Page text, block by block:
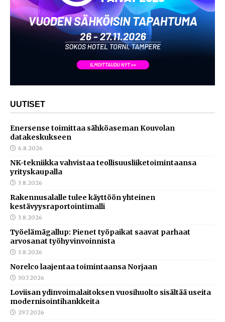
UUTISET
Enersense toimittaa sähköaseman Kouvolan
datakeskukseen
6.8.2026
NK-tekniikka vahvistaa teollisuusliiketoimintaansa
yrityskaupalla
3.8.2026
Rakennusalalle tulee käyttöön yhteinen
kestävyysraportointimalli
3.8.2026
Työelämägallup: Pienet työpaikat saavat parhaat
arvosanat työhyvinvoinnista
3.8.2026
Norelco laajentaa toimintaansa Norjaan
30.7.2026
Loviisan ydinvoimalaitoksen vuosihuolto sisältää useita
modernisointihankkeita
29.7.2026